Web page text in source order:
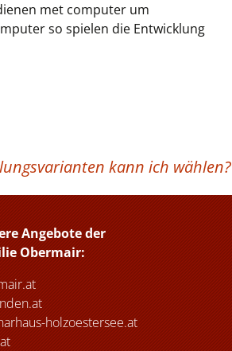
met computer um
so spielen die Entwicklung
kann ich wählen?
Angebote der
Obermair:
holzoestersee.at